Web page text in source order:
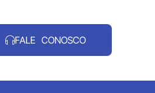
FALE CONOSCO